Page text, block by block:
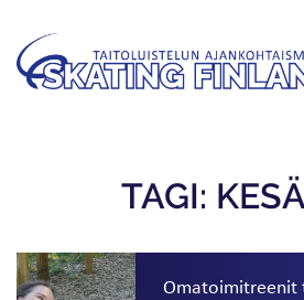
TAGI:
Omatoimitreenit